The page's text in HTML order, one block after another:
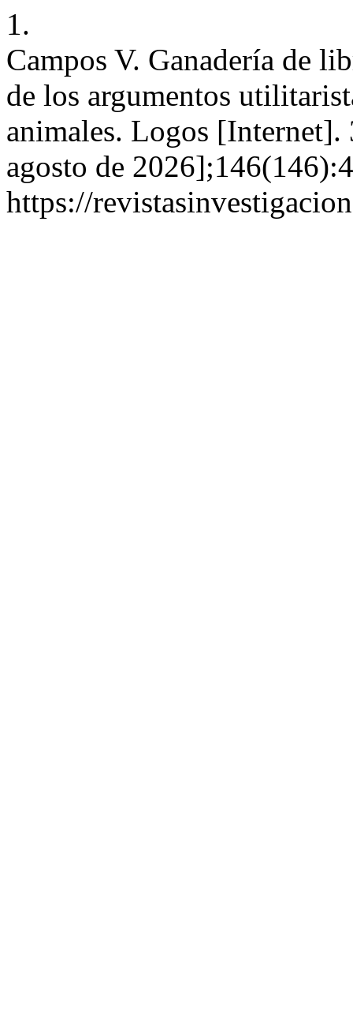
1.
Campos V. Ganadería de
de los argumentos
animales. Logos [Internet].
agosto de
https://